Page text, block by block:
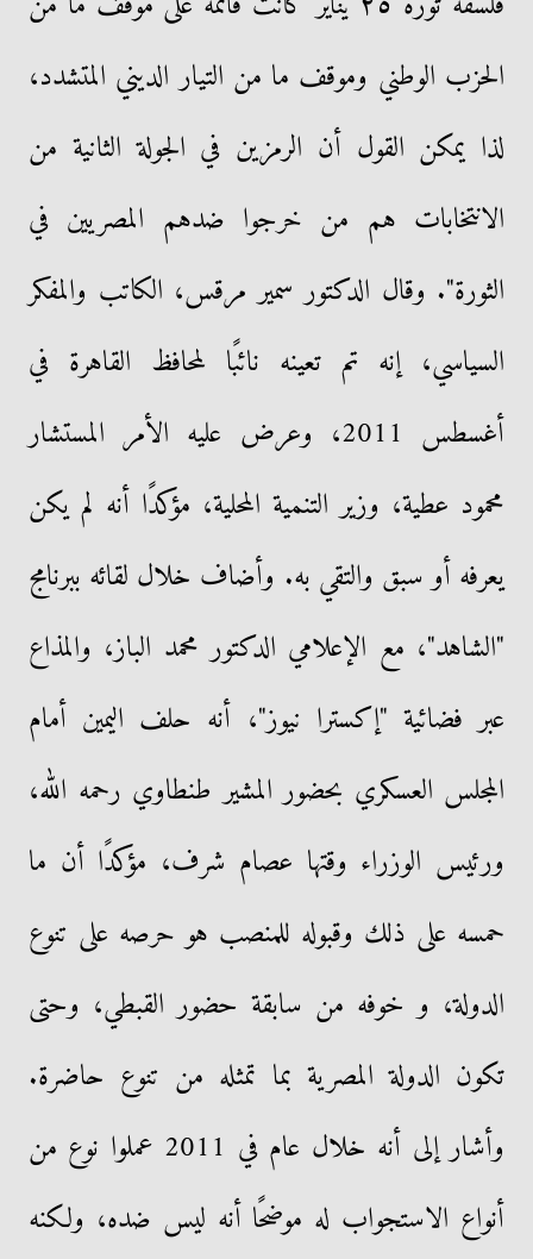
الحزب الوطني وموقف ما من التيار الديني المتشدد،
لذا يمكن القول أن الرمزين في الجولة الثانية من
الانتخابات هم من خرجوا ضدهم المصريين في
الثورة". وقال الدكتور سمير مرقس، الكاتب والمفكر
السياسي، إنه تم تعينه نائبًا لمحافظ القاهرة في
أغسطس 2011، وعرض عليه الأمر المستشار
محمود عطية، وزير التنمية المحلية، مؤكدًا أنه لم يكن
يعرفه أو سبق والتقي به. وأضاف خلال لقائه ببرنامج
"الشاهد"، مع الإعلامي الدكتور محمد الباز، والمذاع
عبر فضائية "إكسترا نيوز"، أنه حلف اليمين أمام
المجلس العسكري بحضور المشير طنطاوي رحمه الله،
ورئيس الوزراء وقتها عصام شرف، مؤكدًا أن ما
حمسه على ذلك وقبوله للمنصب هو حرصه على تنوع
الدولة، و خوفه من سابقة حضور القبطي، وحتى
تكون الدولة المصرية بما تمثله من تنوع حاضرة.
وأشار إلى أنه خلال عام في 2011 عملوا نوع من
أنواع الاستجواب له موضحًا أنه ليس ضده، ولكنه